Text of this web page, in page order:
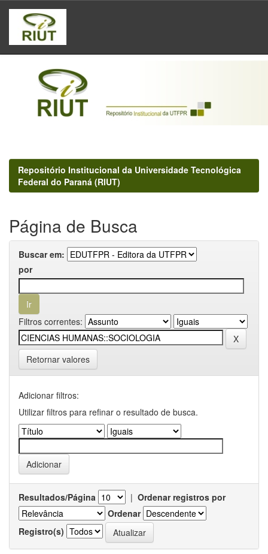
Skip
navigation
Repositório Institucional da Universidade Tecnológica
Federal do Paraná (RIUT)
Página de Busca
Buscar em:
por
Filtros correntes:
Retornar valores
Adicionar filtros:
Utilizar filtros para refinar o resultado de busca.
Resultados/Página | Ordenar registros por
Ordenar
Registro(s)